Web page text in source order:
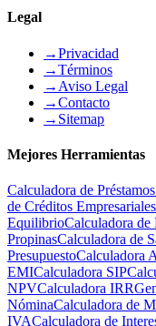
Legal
→Privacidad
→Términos
→ Aviso Legal
→Contacto
→ Sitemap
Mejores Herramientas
Calculadora de
de Créditos Empresariales
EquilibrioCalculadora
PropinasCalculadora de
PresupuestoCalculadora
EMICalculadora SIP
NPVCalculadora IRR
NóminaCalculadora de
IVACalculadora de